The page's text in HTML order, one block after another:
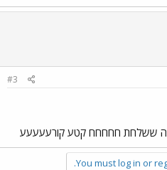
#3
ששלחת חחחחח קטע קורעעעעע
You must log in or